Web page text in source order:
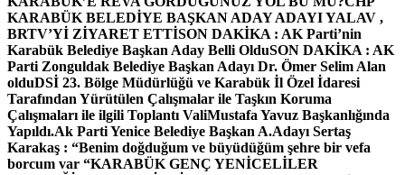
KARABÜK BELEDİYE BAŞKAN ADAY ADAYI YALAV ,
BRTV’Yİ ZİYARET ETTİSON DAKİKA : AK Parti’nin
Karabük Belediye Başkan Aday Belli OlduSON DAKİKA : AK
Parti Zonguldak Belediye Başkan Adayı Dr. Ömer Selim Alan
olduDSİ 23. Bölge Müdürlüğü ve Karabük İl Özel İdaresi
Tarafından Yürütülen Çalışmalar ile Taşkın Koruma
Çalışmaları ile ilgili Toplantı ValiMustafa Yavuz Başkanlığında
Yapıldı.Ak Parti Yenice Belediye Başkan A.Adayı Sertaş
Karakaş : “Benim doğduğum ve büyüdüğüm şehre bir vefa
borcum var “KARABÜK GENÇ YENİCELİLER